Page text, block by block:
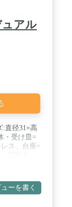
ュアル
:直径31×高
・受け皿=
ス、台座=
納ケース
ーを書く